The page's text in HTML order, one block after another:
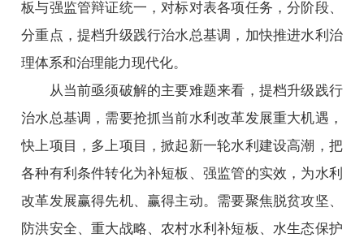
板与强监管辩证统一，对标对表各项任务，分阶段、
分重点，提档升级践行治水总基调，加快推进水利治
理体系和治理能力现代化。
从当前亟须破解的主要难题来看，提档升级践行
治水总基调，需要抢抓当前水利改革发展重大机遇，
快上项目，多上项目，掀起新一轮水利建设高潮，把
各种有利条件转化为补短板、强监管的实效，为水利
改革发展赢得先机、赢得主动。需要聚焦脱贫攻坚、
防洪安全、重大战略、农村水利补短板、水生态保护